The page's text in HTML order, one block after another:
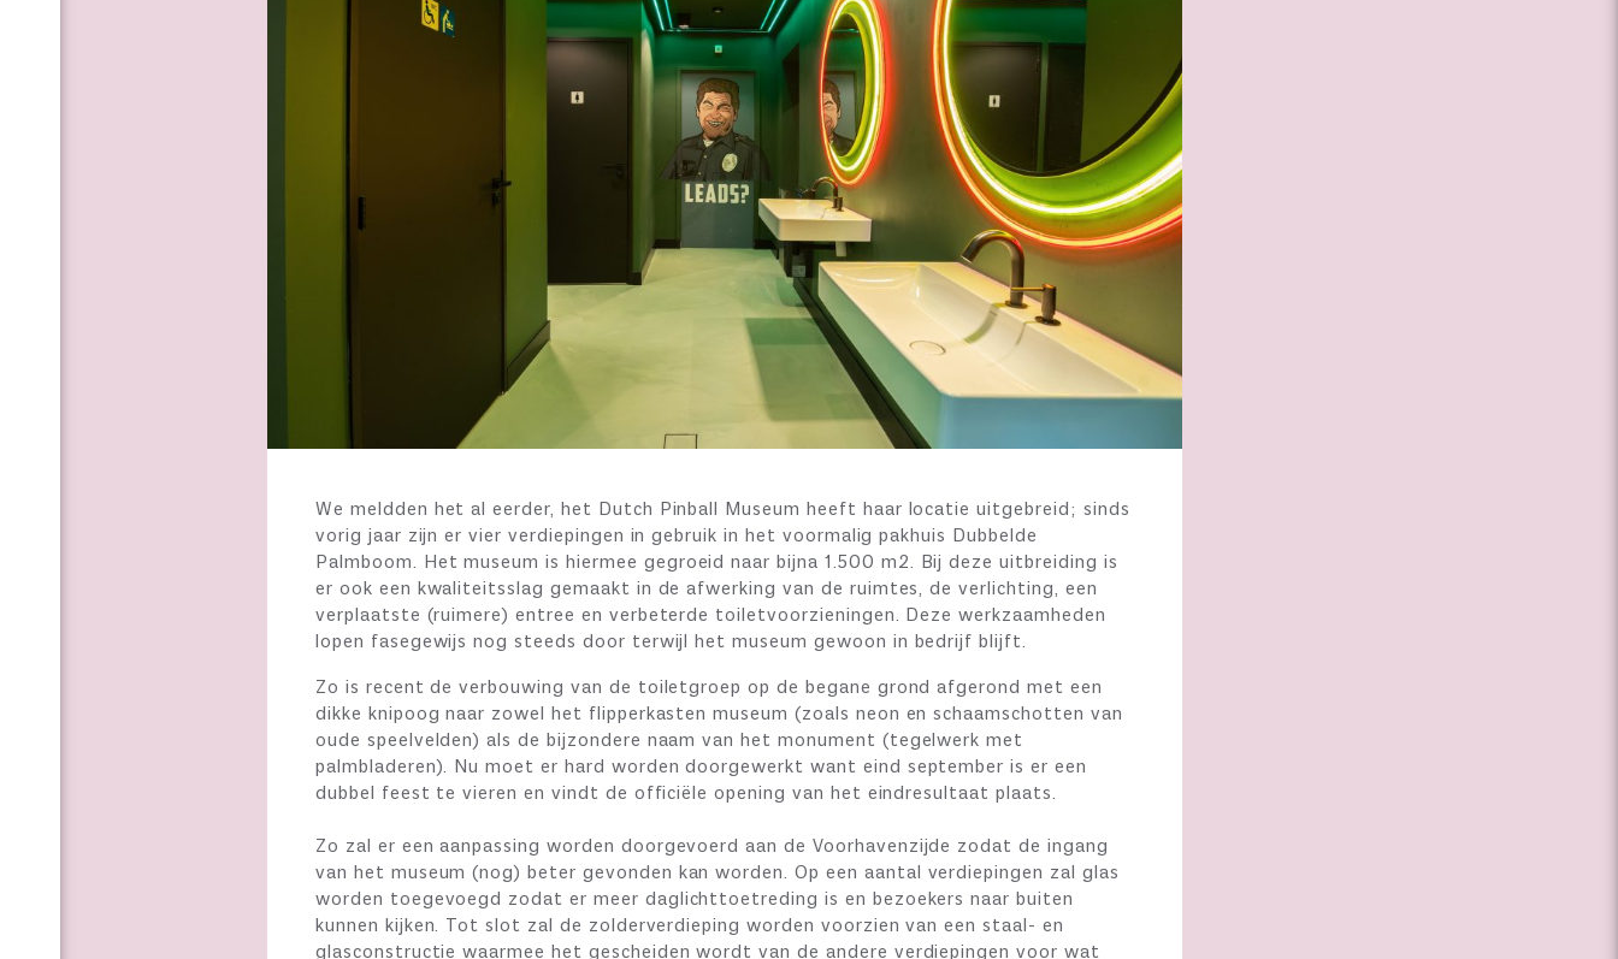
We meldden het al eerder, het Dutch Pinball Museum heeft haar locatie uitgebreid; sinds
vorig jaar zijn er vier verdiepingen in gebruik in het voormalig pakhuis Dubbelde
Palmboom. Het museum is hiermee gegroeid naar bijna 1.500 m2. Bij deze uitbreiding is
er ook een kwaliteitsslag gemaakt in de afwerking van de ruimtes, de verlichting, een
verplaatste (ruimere) entree en verbeterde toiletvoorzieningen. Deze werkzaamheden
lopen fasegewijs nog steeds door terwijl het museum gewoon in bedrijf blijft.
Zo is recent de verbouwing van de toiletgroep op de begane grond afgerond met een
dikke knipoog naar zowel het flipperkasten museum (zoals neon en schaamschotten van
oude speelvelden) als de bijzondere naam van het monument (tegelwerk met
palmbladeren). Nu moet er hard worden doorgewerkt want eind september is er een
dubbel feest te vieren en vindt de officiële opening van het eindresultaat plaats.
Zo zal er een aanpassing worden doorgevoerd aan de Voorhavenzijde zodat de ingang
van het museum (nog) beter gevonden kan worden. Op een aantal verdiepingen zal glas
worden toegevoegd zodat er meer daglichttoetreding is en bezoekers naar buiten
kunnen kijken. Tot slot zal de zolderverdieping worden voorzien van een staal- en
glasconstructie waarmee het gescheiden wordt van de andere verdiepingen voor wat